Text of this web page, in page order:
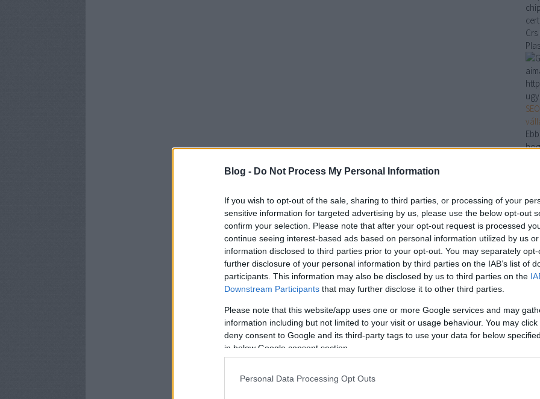
Blog - Do Not Process My Personal Information
If you wish to opt-out of the sale, sharing to third parties, or processing of your
sensitive information for targeted advertising by us, please use the below opt-out
confirm your selection. Please note that after your opt-out request is processed
continue seeing interest-based ads based on personal information utilized by us
information disclosed to third parties prior to your opt-out. You may separately
further disclosure of your personal information by third parties on the IAB’s list of
participants. This information may also be disclosed by us to third parties on the
Downstream Participants that may further disclose it to other third parties.
Please note that this website/app uses one or more Google services and may
information including but not limited to your visit or usage behaviour. You may
deny consent to Google and its third-party tags to use your data for below
in below Google consent section.
Personal Data Processing Opt Outs